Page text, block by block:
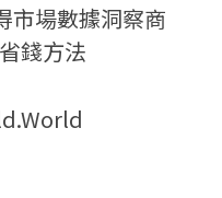
市場數據洞察商
錢方法